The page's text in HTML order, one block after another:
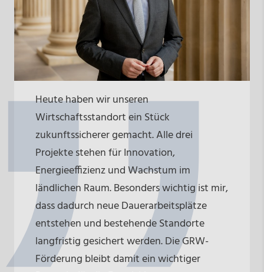
Heute haben wir unseren
Wirtschaftsstandort ein Stück
zukunftssicherer gemacht. Alle drei
Projekte stehen für Innovation,
Energieeffizienz und Wachstum im
ländlichen Raum. Besonders wichtig ist mir,
dass dadurch neue Dauerarbeitsplätze
entstehen und bestehende Standorte
langfristig gesichert werden. Die GRW-
Förderung bleibt damit ein wichtiger